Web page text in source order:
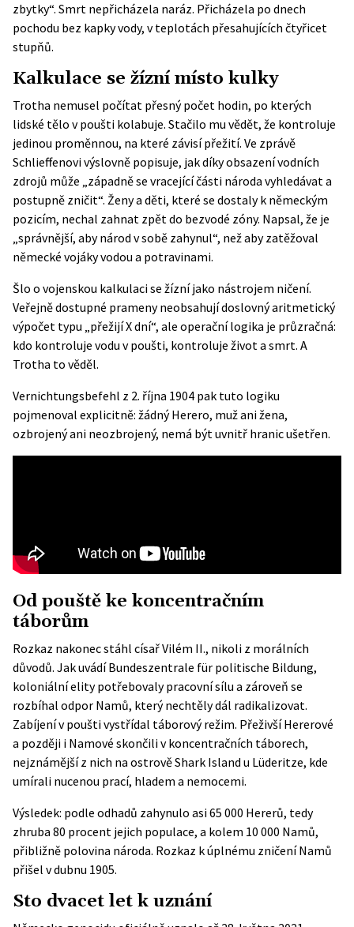
zbytky“. Smrt nepřicházela naráz. Přicházela po dnech
pochodu bez kapky vody, v teplotách přesahujících čtyřicet
stupňů.
Kalkulace se žízní místo kulky
Trotha nemusel počítat přesný počet hodin, po kterých
lidské tělo v poušti kolabuje. Stačilo mu vědět, že kontroluje
jedinou proměnnou, na které závisí přežití. Ve zprávě
Schlieffenovi výslovně popisuje, jak díky obsazení vodních
zdrojů může „západně se vracející části národa vyhledávat a
postupně zničit“. Ženy a děti, které se dostaly k německým
pozicím, nechal zahnat zpět do bezvodé zóny. Napsal, že je
„správnější, aby národ v sobě zahynul“, než aby zatěžoval
německé vojáky vodou a potravinami.
Šlo o vojenskou kalkulaci se žízní jako nástrojem ničení.
Veřejně dostupné prameny neobsahují doslovný aritmetický
výpočet typu „přežijí X dní“, ale operační logika je průzračná:
kdo kontroluje vodu v poušti, kontroluje život a smrt. A
Trotha to věděl.
Vernichtungsbefehl z 2. října 1904 pak tuto logiku
pojmenoval explicitně: žádný Herero, muž ani žena,
ozbrojený ani neozbrojený, nemá být uvnitř hranic ušetřen.
Od pouště ke koncentračním
táborům
Rozkaz nakonec stáhl císař Vilém II., nikoli z morálních
důvodů. Jak uvádíBundeszentrale für politische Bildung,
koloniální elity potřebovaly pracovní sílu a zároveň se
rozbíhal odpor Namů, který nechtěly dál radikalizovat.
Zabíjení v poušti vystřídal táborový režim. Přeživší Hererové
a později i Namové skončili v koncentračních táborech,
nejznámější z nich na ostrově Shark Island u Lüderitze, kde
umírali nucenou prací, hladem a nemocemi.
Výsledek: podle odhadů zahynulo asi 65 000 Hererů, tedy
zhruba 80 procent jejich populace, a kolem 10 000 Namů,
přibližně polovina národa. Rozkaz k úplnému zničení Namů
přišel v dubnu 1905.
Sto dvacet let k uznání